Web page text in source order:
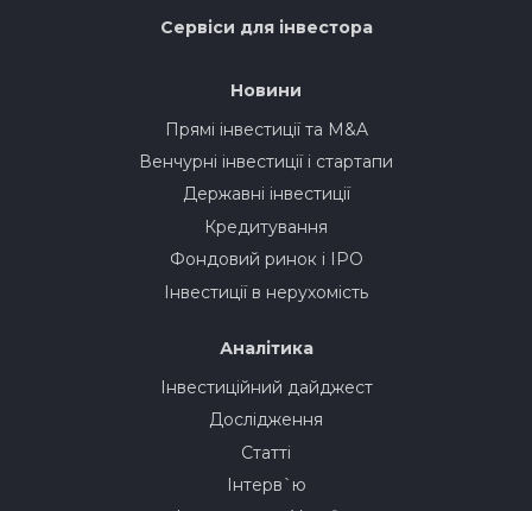
Сервіси для інвестора
Новини
Прямі інвестиції та M&A
Венчурні інвестиції і стартапи
Державні інвестиції
Кредитування
Фондовий ринок і IPO
Інвестиції в нерухомість
Аналітика
Інвестиційний дайджест
Дослідження
Статті
Інтерв`ю